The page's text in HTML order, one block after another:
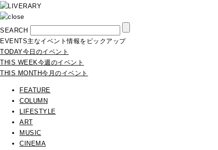
SEARCH
EVENTS主なイベント情報をピックアップ
TODAY今日のイベント
THIS WEEK今週のイベント
THIS MONTH今月のイベント
FEATURE
COLUMN
LIFESTYLE
ART
MUSIC
CINEMA